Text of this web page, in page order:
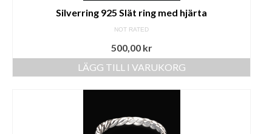
Silverring 925 Slät ring med hjärta
NOT RATED
500,00 kr
LÄGG TILL I VARUKORG